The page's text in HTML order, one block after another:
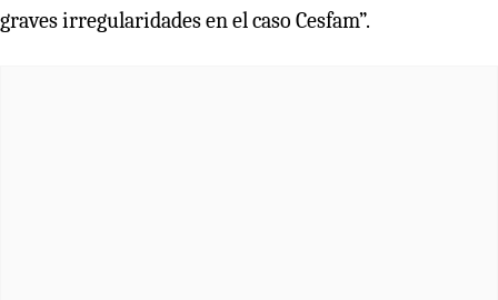
graves irregularidades en el caso Cesfam”.